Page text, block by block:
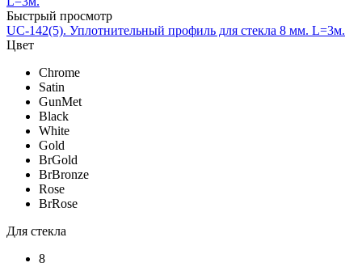
Быстрый просмотр
UC-142(5). Уплотнительный профиль для стекла 8 мм. L=3м.
Цвет
Chrome
Satin
GunMet
Black
White
Gold
BrGold
BrBronze
Rose
BrRose
Для стекла
8